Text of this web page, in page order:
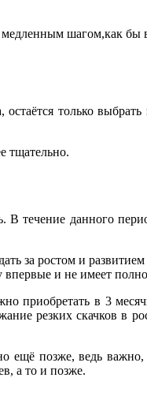
шагом,как бы
только
тщательно.
течение данного
за ростом и
впервые и не имеет
приобретать в 3
резких скачков в
позже, ведь
а то и позже.